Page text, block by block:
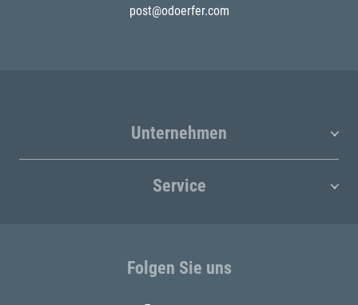
post@odoerfer.com
Unternehmen
Service
Folgen Sie uns